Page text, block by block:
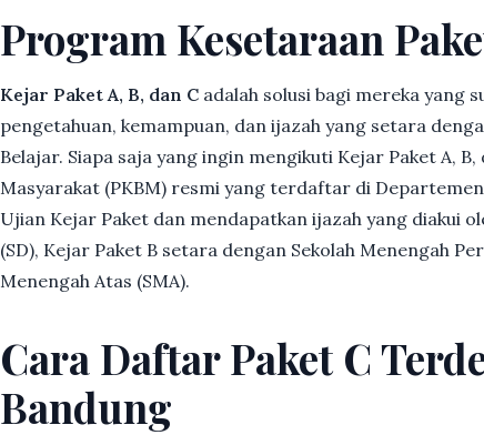
Program Kesetaraan
Kejar Paket A, B, dan C adalah solusi bagi mereka yang
pengetahuan, kemampuan, dan ijazah yang setara
Belajar. Siapa saja yang ingin mengikuti Kejar Paket A,
Masyarakat (PKBM) resmi yang terdaftar di
Ujian Kejar Paket dan mendapatkan ijazah yang diakui
(SD), Kejar Paket B setara dengan Sekolah Menengah
Menengah Atas (SMA).
Cara Daftar Paket C
Bandung